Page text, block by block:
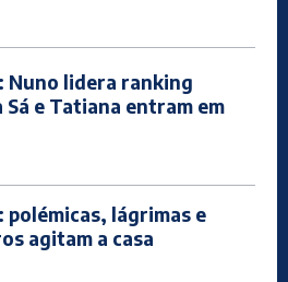
Nuno lidera ranking
e Tatiana entram em
lágrimas e
agitam a casa